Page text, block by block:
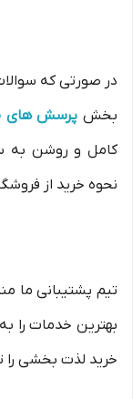
در صورتی که
بخش پرسش های
کامل و روشن به
نحوه خرید از
تیم پشتیبانی ما
بهترین خدمات را
خرید لذت بخشی را